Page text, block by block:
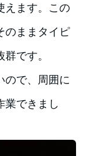
えます。この
のままタイピ
です。
ので、周囲に
業できまし